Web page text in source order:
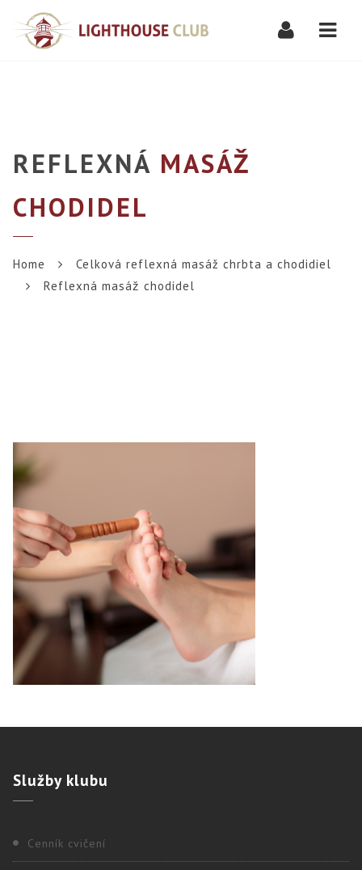
REFLEXNÁ MASÁŽ
CHODIDEL
Home
Celková reflexná masáž chrbta a chodidiel
Reflexná masáž chodidel
Službyklubu
Cenník cvičení